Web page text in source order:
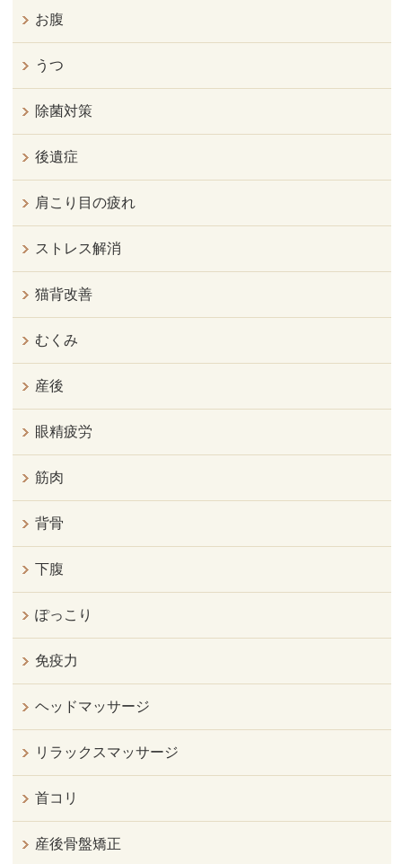
お腹
うつ
除菌対策
後遺症
肩こり目の疲れ
ストレス解消
猫背改善
むくみ
産後
眼精疲労
筋肉
背骨
下腹
ぽっこり
免疫力
ヘッドマッサージ
リラックスマッサージ
首コリ
産後骨盤矯正